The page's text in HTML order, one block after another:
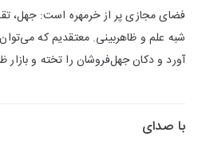
فضای مجازی پر از خرمهره است: جهل،
شبه علم و ظاهربینی. معتقدیم که
آورد و دکان جهل‌فروشان را تخته و بازار
با صدای